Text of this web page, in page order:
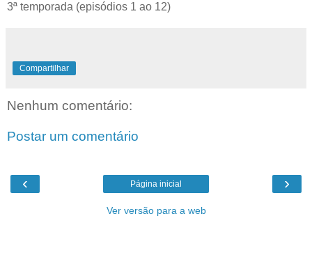
3ª temporada (episódios 1 ao 12)
Compartilhar
Nenhum comentário:
Postar um comentário
‹ ›
Página inicial
Ver versão para a web